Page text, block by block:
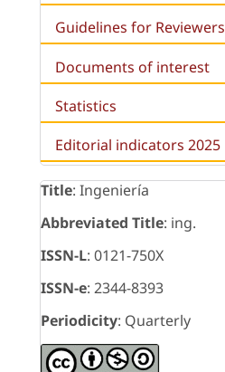
Guidelines for Reviewers
Documents of interest
Statistics
Editorial indicators 2025
Title: Ingeniería
Abbreviated Title: ing.
ISSN-L: 0121-750X
ISSN-e: 2344-8393
Periodicity: Quarterly